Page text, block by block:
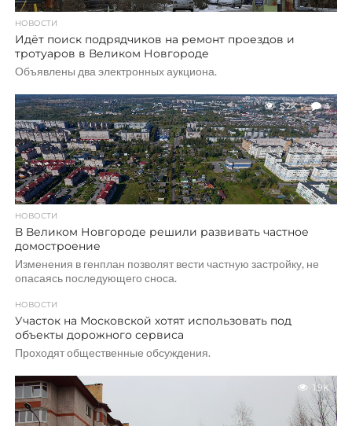
НОВОСТИ
Идёт поиск подрядчиков на ремонт проездов и
тротуаров в Великом Новгороде
Объявлены два электронных аукциона.
5.2K 1
НОВОСТИ
В Великом Новгороде решили развивать частное
домостроение
Изменения в генплан позволят вести частную застройку, не
опасаясь последующего сноса.
НОВОСТИ
Участок на Московской хотят использовать под
объекты дорожного сервиса
Проходят общественные обсуждения.
1.9K